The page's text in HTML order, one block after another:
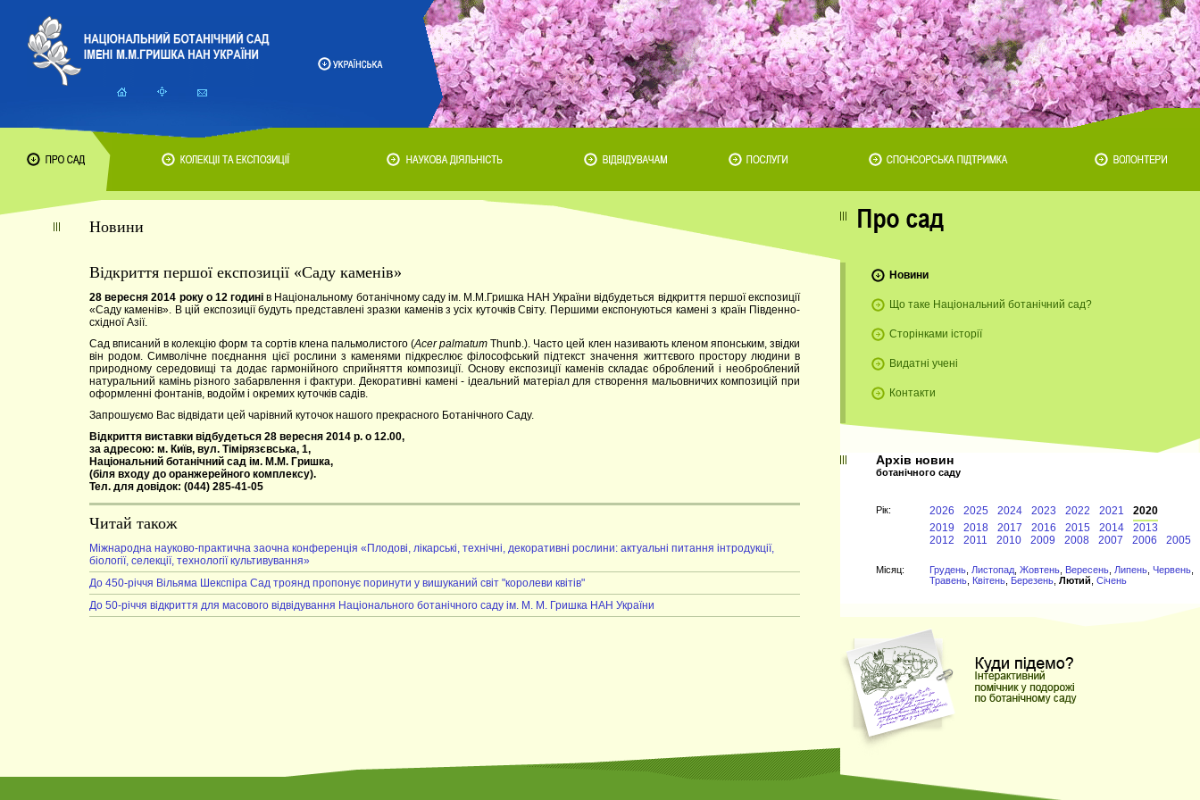
Новини
Відкриття першої експозиції «Саду каменів»
28 вересня 2014 року о 12 годині в Національному ботанічному саду ім. М.М.Гришка НАН України відбудеться відкриття першої експозиції
«Саду каменів». В цій експозиції будуть представлені зразки каменів з усіх куточків Світу. Першими експонуються камені з країн Південно-
східної Азії.
Сад вписаний в колекцію форм та сортів клена пальмолистого (Acer palmatum Thunb.). Часто цей клен називають кленом японським, звідки
він родом. Символічне поєднання цієї рослини з каменями підкреслює філософський підтекст значення життєвого простору людини в
природному середовищі та додає гармонійного сприйняття композиції. Основу експозиції каменів складає оброблений і необроблений
натуральний камінь різного забарвлення і фактури. Декоративні камені - ідеальний матеріал для створення мальовничих композицій при
оформленні фонтанів, водойм і окремих куточків садів.
Запрошуємо Вас відвідати цей чарівний куточок нашого прекрасного Ботанічного Саду.
Відкриття виставки відбудеться 28 вересня 2014 р. о 12.00,
за адресою: м. Київ, вул. Тімірязєвська, 1,
Національний ботанічний сад ім. М.М. Гришка,
(біля входу до оранжерейного комплексу).
Тел. для довідок: (044) 285-41-05
Читай також
Міжнародна науково-практична заочна конференція «Плодові, лікарські, технічні, декоративні рослини: актуальні питання інтродукції,
біології, селекції, технології культивування»
До 450-річчя Вільяма Шекспіра Сад троянд пропонує поринути у вишуканий світ "королеви квітів"
До 50-річчя відкриття для масового відвідування Національного ботанічного саду ім. М. М. Гришка НАН України
Новини
Що таке Національний ботанічний сад?
Сторінками історії
Видатні учені
Контакти
Архів новин
ботанічного саду
Рiк: 2026 2025 2024 2023 2022 2021
2020
2019
2018 2017 2016 2015 2014
2013
2012
2011 2010 2009 2008 2007 2006 2005
Мiсяц: Грудень Листопад Жовтень Вересень Липень Червень
Травень Квітень Березень Лютий Січень